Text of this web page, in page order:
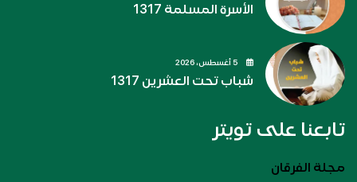
الأسرة المسلمة 1317
شباب تحت العشرين 1317
تابعنا على تويتر
مجلة الفرقان